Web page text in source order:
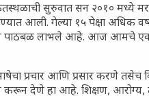
आणि हरवत चाललेली
: आजच्या तरुणांच्या मनात
स्वप्नांना वास्तवात
सुरुवात सन २०१० मध्ये
आली. गेल्या १५ पेक्षा अधिक
पाठबळ लाभले आहे. आज आमचे एक
प्रचार आणि प्रसार करणे तसेच
करून देणे हा आहे. शिक्षण, आरोग्य,